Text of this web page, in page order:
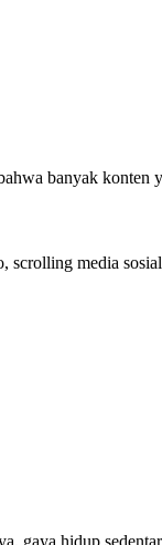
banyak konten
media
gaya hidup